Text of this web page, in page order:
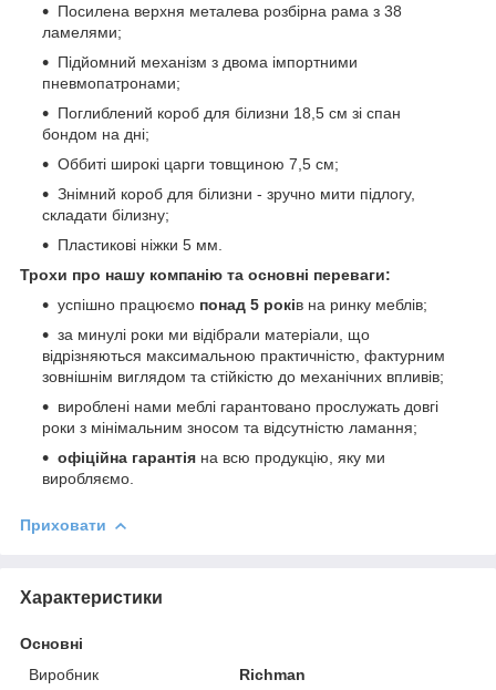
Посилена верхня металева розбірна рама з 38
ламелями;
Підйомний механізм з двома імпортними
пневмопатронами;
Поглиблений короб для білизни 18,5 см зі спан
бондом на дні;
Оббиті широкі царги товщиною 7,5 см;
Знімний короб для білизни - зручно мити підлогу,
складати білизну;
Пластикові ніжки 5 мм.
Трохи про нашу компанію та основні переваги:
успішно працюємо понад 5 років на ринку меблів;
за минулі роки ми відібрали матеріали, що
відрізняються максимальною практичністю, фактурним
зовнішнім виглядом та стійкістю до механічних впливів;
вироблені нами меблі гарантовано прослужать довгі
роки з мінімальним зносом та відсутністю ламання;
офіційна гарантія на всю продукцію, яку ми
виробляємо.
Приховати
Характеристики
Основні
Виробник
Richman